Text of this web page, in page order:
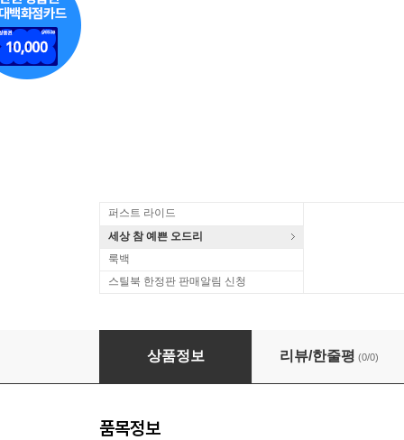
퍼스트 라이드
세상 참 예쁜 오드리
룩백
스틸북 한정판 판매알림 신청
차이코프스키: 백조의 호수 (Tchaikovsky:
상품정보 리뷰/한줄평 (0/0)
품목정보